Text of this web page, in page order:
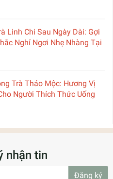
Linh Chi Sau Ngày Dài: Gợi
Nghỉ Ngơi Nhẹ Nhàng Tại
Trà Thảo Mộc: Hương Vị
Người Thích Thức Uống
nhận tin
Đăng ký